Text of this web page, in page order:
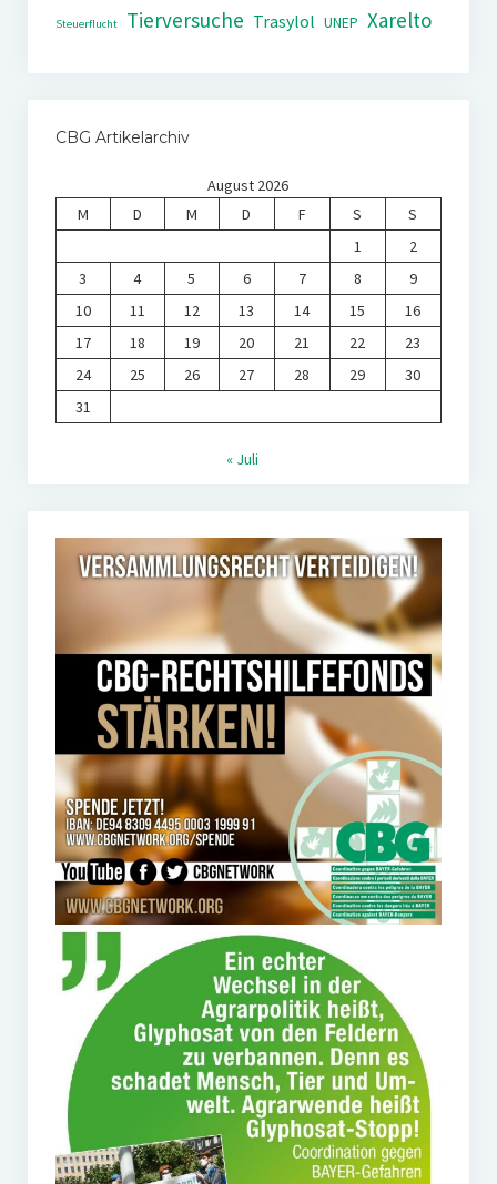
Steuerflucht Tierversuche Trasylol UNEP Xarelto
CBG Artikelarchiv
August 2026
M
D M D F S
S
1
2
3
4 5 6 7 8
9
10
11 12 13 14 15
16
17
18 19 20 21 22
23
24
25 26 27 28 29
30
31
« Juli